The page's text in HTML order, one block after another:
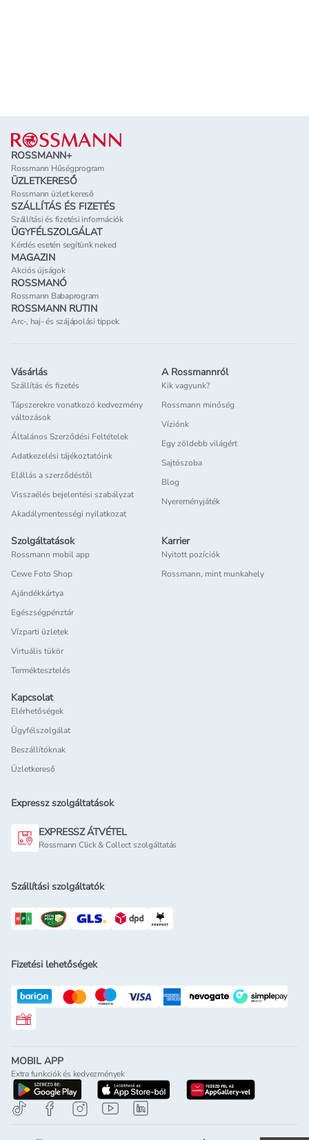
Lábléc
ROSSMANN+
Rossmann Hűségprogram
ÜZLETKERESŐ
Rossmann üzlet kereső
SZÁLLÍTÁS ÉS FIZETÉS
Szállítási és fizetési információk
ÜGYFÉLSZOLGÁLAT
Kérdés esetén segítünk neked
MAGAZIN
Akciós újságok
ROSSMANÓ
Rossmann Babaprogram
ROSSMANN RUTIN
Arc-, haj- és szájápolási tippek
Vásárlás
Szállítás és fizetés
Tápszerekre vonatkozó kedvezmény
változások
Általános Szerződési Feltételek
Adatkezelési tájékoztatóink
Elállás a szerződéstől
Visszaélés bejelentési szabályzat
Akadálymentességi nyilatkozat
A Rossmannról
Kik vagyunk?
Rossmann minőség
Víziónk
Egy zöldebb világért
Sajtószoba
Blog
Nyereményjáték
Szolgáltatások
Rossmann mobil app
Cewe Foto Shop
Ajándékkártya
Egészségpénztár
Vízparti üzletek
Virtuális tükör
Terméktesztelés
Karrier
Nyitott pozíciók
Rossmann, mint munkahely
Kapcsolat
Elérhetőségek
Ügyfélszolgálat
Beszállítóknak
Üzletkereső
Expressz szolgáltatások
EXPRESSZ ÁTVÉTEL
Rossmann Click & Collect szolgáltatás
Szállítási szolgáltatók
Fizetési lehetőségek
Rossmann ajándékkártya
MOBIL APP
Extra funkciók és kedvezmények
letöltés a google-play-rölletöltés az app-store-ból
letöltés